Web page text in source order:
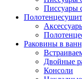
Писсуары
Раковины в
Двойные
Консоли